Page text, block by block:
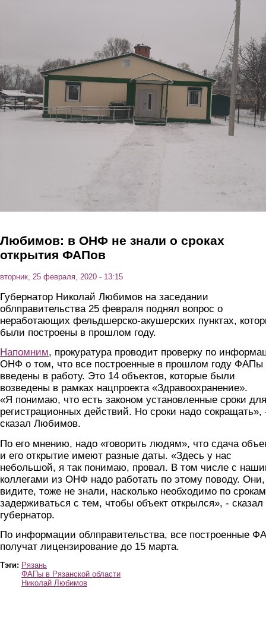
Любимов: в ОНФ не знали о сроках
открытия ФАПов
вторник, 25 февраля, 2020 - 13:15
Губернатор Николай Любимов на заседании
облправительства 25 февраля поднял вопрос о
неработающих фельдшерско-акушерских пунктах,
были построены в прошлом году.
Напомним, прокуратура проводит проверку по
ОНФ о том, что все построенные в прошлом году ФАПы
введены в работу. Это 14 объектов, которые были
возведены в рамках нацпроекта «Здравоохранение».
«Я понимаю, что есть законом установленные сроки для
регистрационных действий. Но сроки надо сокращать»,
сказал Любимов.
По его мнению, надо «говорить людям», что сдача
и его открытие имеют разные даты. «Здесь у нас
небольшой, я так понимаю, провал. В том числе с
коллегами из ОНФ надо работать по этому поводу. Они,
видите, тоже не знали, насколько необходимо по срокам
задерживаться с тем, чтобы объект открылся», - сказал
губернатор.
По информации облправительства, все построенные
получат лицензирование до 15 марта.
Тэги: Рязань
ФАПы в Рязанской области
Николай Любимов